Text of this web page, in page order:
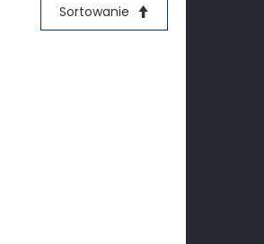
Sortowanie